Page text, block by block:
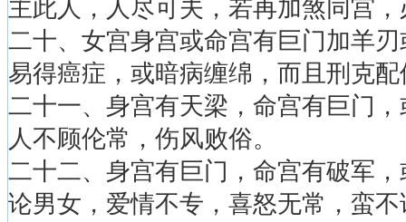
主此人，人尽可夫，若再加煞同宫
二十、女宫身宫或命宫有巨门加羊
易得癌症，或暗病缠绵，而且刑克
二十一、身宫有天梁，命宫有巨门
人不顾伦常，伤风败俗。
二十二、身宫有巨门，命宫有破军
论男女，爱情不专，喜怒无常，蛮